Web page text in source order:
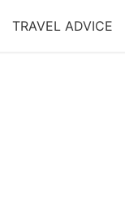
TRAVEL ADVICE